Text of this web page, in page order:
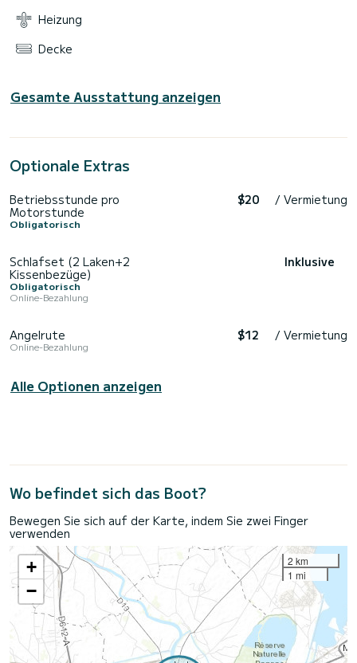
Heizung
Decke
Gesamte Ausstattung anzeigen
Optionale Extras
Betriebsstunde pro
Motorstunde
Obligatorisch
$20 / Vermietung
Schlafset (2 Laken+2
Kissenbezüge)
Obligatorisch
Online-Bezahlung
Inklusive
Angelrute
Online-Bezahlung
$12 / Vermietung
Alle Optionen anzeigen
Wo befindet sich das Boot?
Bewegen Sie sich auf der Karte, indem Sie zwei Finger
verwenden
+
−
2 km
1 mi